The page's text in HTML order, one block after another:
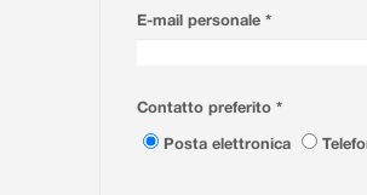
E-mail personale *
Contatto preferito *
Posta elettronica